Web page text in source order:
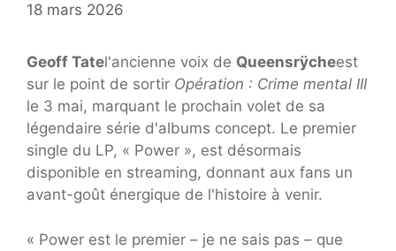
18 mars 2026
Geoff Tatel'ancienne voix de Queensrÿcheest
sur le point de sortir Opération : Crime mental III
le 3 mai, marquant le prochain volet de sa
légendaire série d'albums concept. Le premier
single du LP, « Power », est désormais
disponible en streaming, donnant aux fans un
avant-goût énergique de l'histoire à venir.
« Power est le premier – je ne sais pas – que